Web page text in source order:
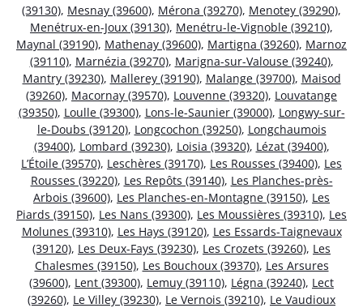
(39130), Mesnay (39600), Mérona (39270), Menotey (39290),
Menétrux-en-Joux (39130), Menétru-le-Vignoble (39210),
Maynal (39190), Mathenay (39600), Martigna (39260), Marnoz
(39110), Marnézia (39270), Marigna-sur-Valouse (39240),
Mantry (39230), Mallerey (39190), Malange (39700), Maisod
(39260), Macornay (39570), Louvenne (39320), Louvatange
(39350), Loulle (39300), Lons-le-Saunier (39000), Longwy-sur-
le-Doubs (39120), Longcochon (39250), Longchaumois
(39400), Lombard (39230), Loisia (39320), Lézat (39400),
L’Étoile (39570), Leschères (39170), Les Rousses (39400), Les
Rousses (39220), Les Repôts (39140), Les Planches-près-
Arbois (39600), Les Planches-en-Montagne (39150), Les
Piards (39150), Les Nans (39300), Les Moussières (39310), Les
Molunes (39310), Les Hays (39120), Les Essards-Taignevaux
(39120), Les Deux-Fays (39230), Les Crozets (39260), Les
Chalesmes (39150), Les Bouchoux (39370), Les Arsures
(39600), Lent (39300), Lemuy (39110), Légna (39240), Lect
(39260), Le Villey (39230), Le Vernois (39210), Le Vaudioux